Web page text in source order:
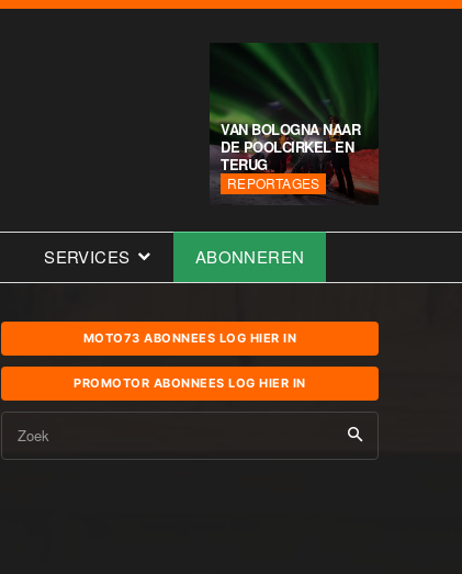
VAN BOLOGNA NAAR
DE POOLCIRKEL EN
TERUG
REPORTAGES
SERVICES ABONNEREN
MOTO73 ABONNEES LOG HIER IN
PROMOTOR ABONNEES LOG HIER IN
Zoek